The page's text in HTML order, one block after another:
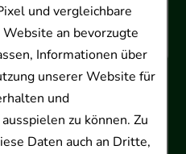
und vergleichbare
an bevorzugte
Informationen über
unserer Website für
und
zu können. Zu
Daten auch an Dritte,